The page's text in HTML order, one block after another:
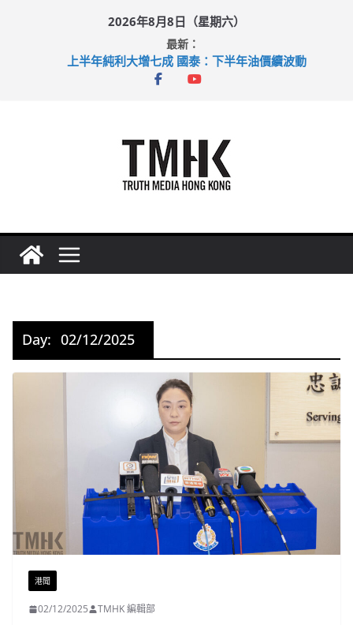
2026年8月8日（星期六）
最新：
上半年純利大增七成 國泰：下半年油價續波動
拜仁熱身賽挫維拉 啟德主場館奪錦標
Day: 02/12/2025
港聞
02/12/2025 TMHK 編輯部